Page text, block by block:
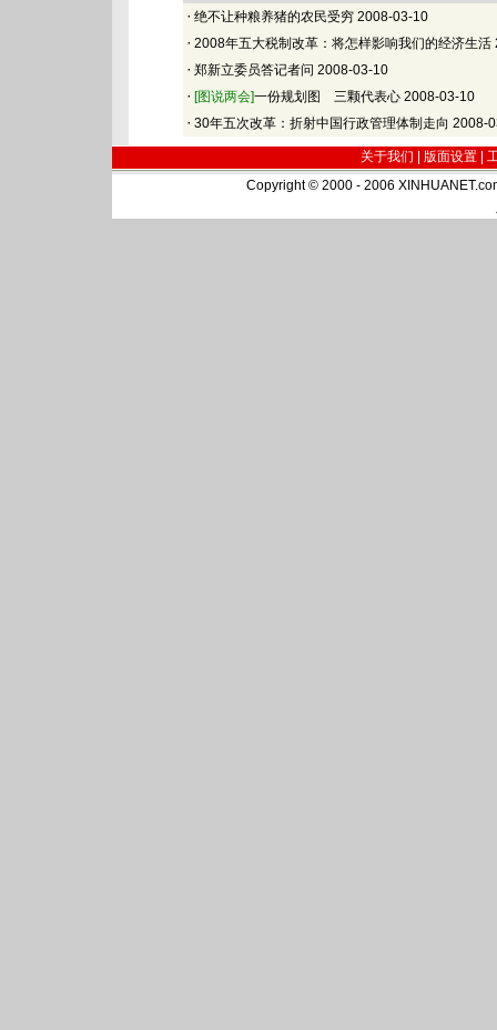
· 绝不让种粮养猪的农民受穷 2008-03-10
· 2008年五大税制改革：将怎样影响我们的经济生活
· 郑新立委员答记者问 2008-03-10
· [图说两会]一份规划图 三颗代表心 2008-03-10
· 30年五次改革：折射中国行政管理体制走向 2008-
关于我们 | 版面设置
Copyright © 2000 - 2006